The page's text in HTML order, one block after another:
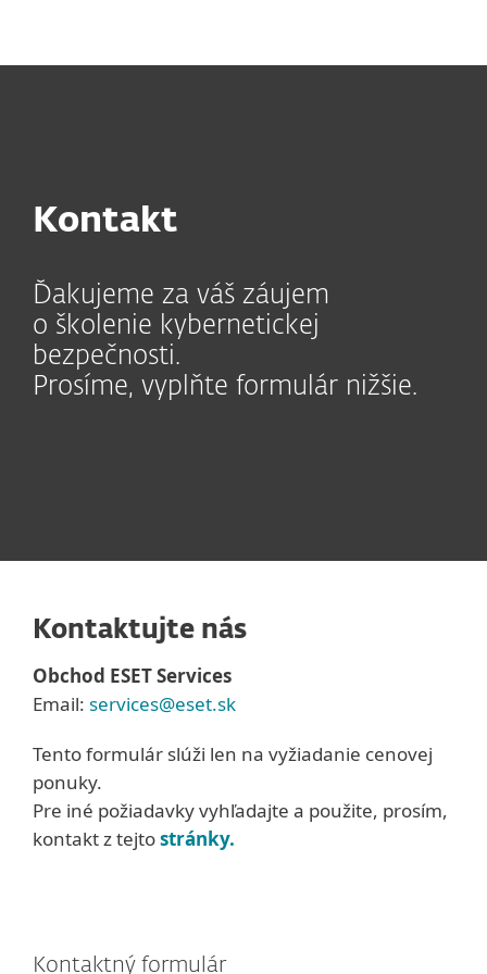
Kontakt
Ďakujeme za váš záujem
o školenie kybernetickej
bezpečnosti.
Prosíme, vyplňte formulár nižšie.
Kontaktujte nás
Obchod ESET Services
Email: services@eset.sk
Tento formulár slúži len na vyžiadanie cenovej
ponuky.
Pre iné požiadavky vyhľadajte a použite, prosím,
kontakt z tejtostránky.
Kontaktný formulár